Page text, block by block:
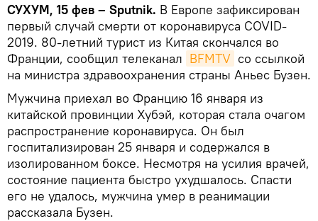
СУХУМ, 15 фев – Sputnik. В Европе зафиксирован
первый случай смерти от коронавируса COVID-
2019. 80-летний турист из Китая скончался во
Франции, сообщил телеканал BFMTV со ссылкой
на министра здравоохранения страны Аньес Бузен.
Мужчина приехал во Францию 16 января из
китайской провинции Хубэй, которая стала очагом
распространение коронавируса. Он был
госпитализирован 25 января и содержался в
изолированном боксе. Несмотря на усилия врачей,
состояние пациента быстро ухудшалось. Спасти
его не удалось, мужчина умер в реанимации
рассказала Бузен.